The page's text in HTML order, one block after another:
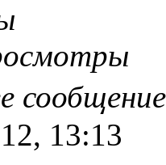
13:13